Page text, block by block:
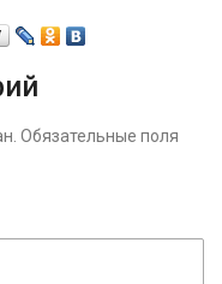
Обязательные поля